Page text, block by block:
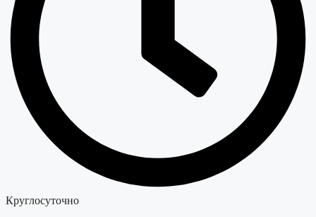
Круглосуточно